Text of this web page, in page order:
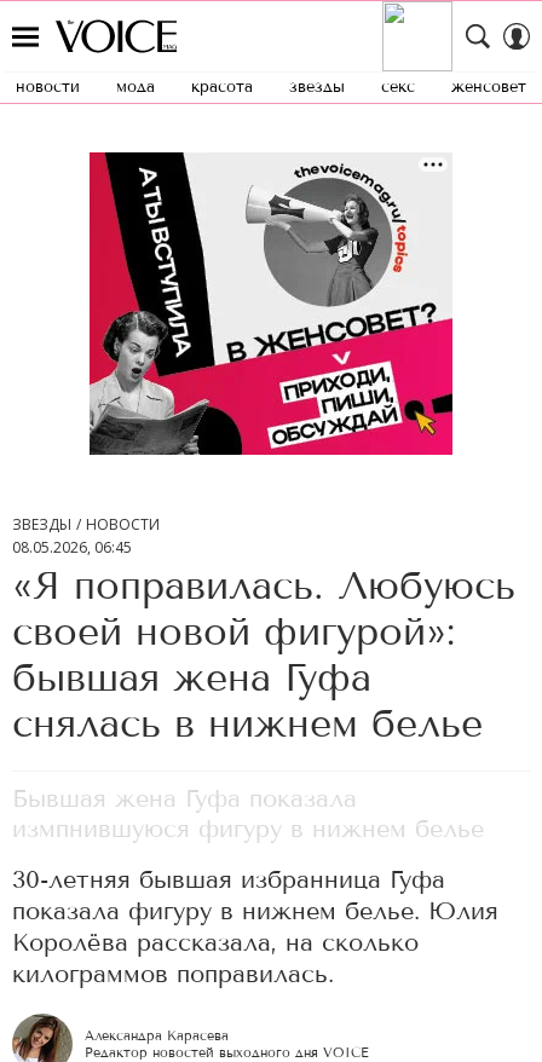
новости мода красота звезды секс женсовет
ЗВЕЗДЫ
НОВОСТИ
08.05.2026, 06:45
«Я поправилась. Любуюсь
своей новой фигурой»:
бывшая жена Гуфа
снялась в нижнем белье
Бывшая жена Гуфа показала
измпнившуюся фигуру в нижнем белье
30-летняя бывшая избранница Гуфа
показала фигуру в нижнем белье. Юлия
Королёва рассказала, на сколько
килограммов поправилась.
Александра Карасева
Редактор новостей выходного дня VOICE